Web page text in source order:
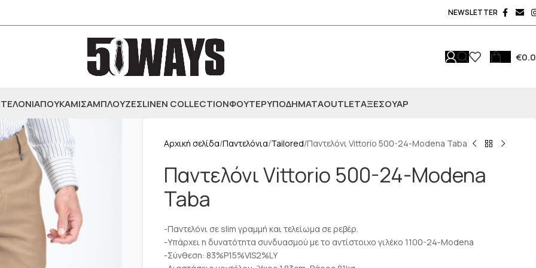
NEWSLETTER
€
ΠΟΥΚΑΜΙΣΑΜΠΛΟΥΖΕΣLINEN COLLECTIONΦΟΥΤΕΡΥΠΟΔΗΜΑΤΑOUTLETΑΞΕΣΟΥΆΡ
Αρχική σελίδα Παντελόνια Tailored Παντελόνι Vittorio 500-24-Modena Taba
Παντελόνι Vittorio 500-24-Modena
Taba
-Παντελόνι σε slim γραμμή και τελείωμα σε ρεβέρ.
-Υπάρχει η δυνατότητα συνδυασμού με το αντίστοιχο γιλέκο 1100-24-Modena
-Σύνθεση: 83%P15%VIS2%LY